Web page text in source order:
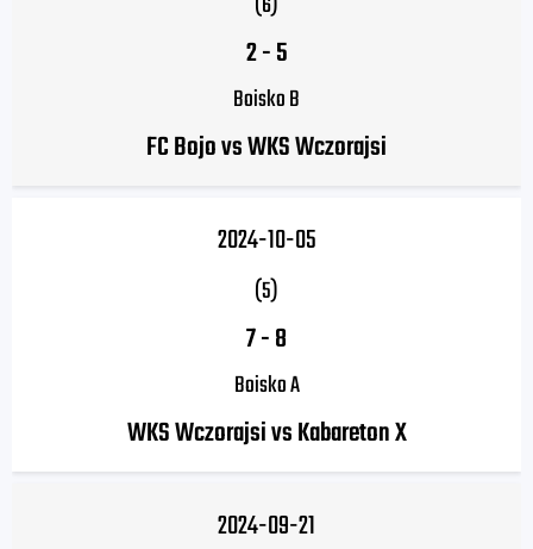
2-5
Boisko B
FC Bojo vs WKS Wczorajsi
2024-10-05
(5)
7-8
Boisko A
WKS Wczorajsi vs Kabareton X
2024-09-21